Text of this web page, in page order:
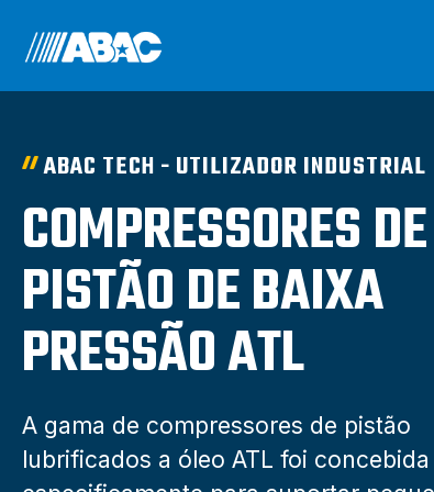
ABAC TECH - UTILIZADOR INDUSTRIAL
COMPRESSORES DE
PISTÃO DE BAIXA
PRESSÃO ATL
A gama de compressores de pistão
lubrificados a óleo ATL foi concebida